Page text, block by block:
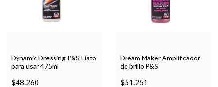
Dynamic Dressing P&S Listo
para usar 475ml
$48.260
Dream Maker Amplificador
de brillo P&S
$51.251